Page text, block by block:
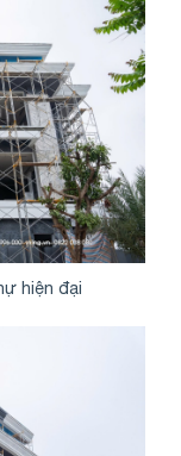
hiện đại